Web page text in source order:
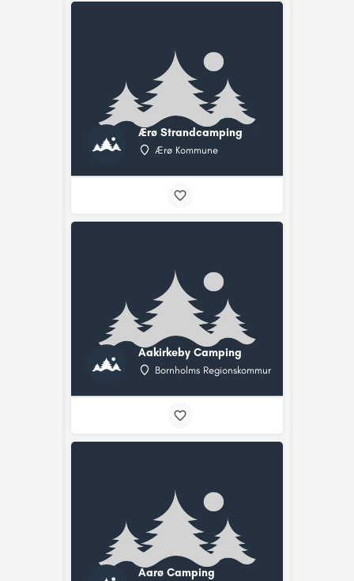
Ærø Strandcamping
Ærø Kommune
Aakirkeby Camping
Bornholms Regionskommune
Aarø Camping